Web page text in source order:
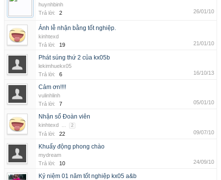
huynhbinh
Trả lời:
2 26/01/10
Ảnh lễ nhận bằng tốt nghiệp.
kinhtexd
Trả lời:
19 21/01/10
Phát súng thứ 2 của kx05b
lekimhuekx05
Trả lời:
6 16/10/13
Cảm ơn!!!!
vulinhlinh
Trả lời:
7 05/01/10
Nhận sổ Đoàn viên
kinhtexd ... 2
Trả lời: 22 09/07/10
Khuấy động phong chào
mydream
Trả lời:
10 24/09/10
Kỷ niệm 01 năm tốt nghiệp kx05 a&b